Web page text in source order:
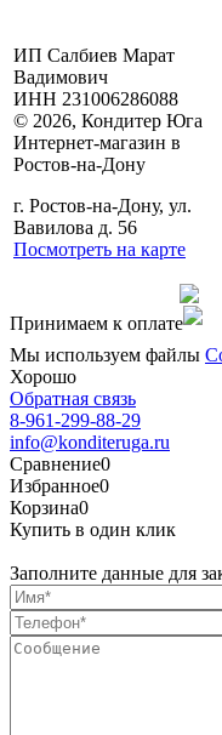
ИП Салбиев Марат
Вадимович
ИНН 231006286088
© 2026, Кондитер Юга
Интернет-магазин в
Ростов-на-Дону
г. Ростов-на-Дону, ул.
Вавилова д. 56
Посмотреть на карте
Принимаем к оплате
Мы используем файлы
Хорошо
Обратная связь
8-961-299-88-29
info@konditeruga.ru
Сравнение0
Избранное0
Корзина0
Купить в один клик
Заполните данные для